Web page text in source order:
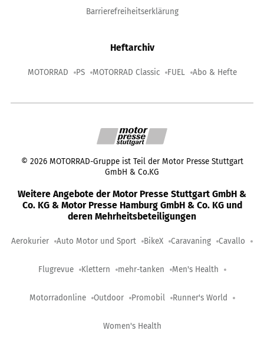
Barrierefreiheitserklärung
Heftarchiv
MOTORRAD PS MOTORRAD Classic FUEL Abo & Hefte
© 2026 MOTORRAD-Gruppe ist Teil der Motor Presse Stuttgart
GmbH & Co.KG
Weitere Angebote der Motor Presse Stuttgart GmbH &
Co. KG & Motor Presse Hamburg GmbH & Co. KG und
deren Mehrheitsbeteiligungen
Aerokurier Auto Motor und Sport BikeX Caravaning Cavallo
Flugrevue Klettern mehr-tanken Men's Health
Motorradonline Outdoor Promobil Runner's World
Women's Health